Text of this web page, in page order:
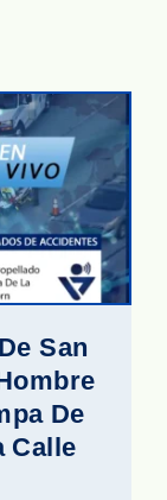
San
De
Calle